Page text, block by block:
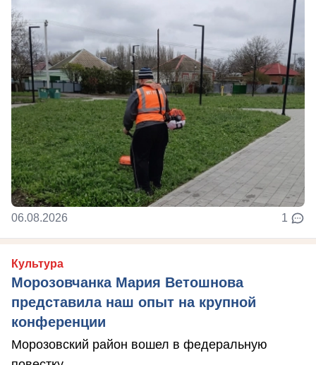
06.08.2026 1
Культура
Морозовчанка Мария Ветошнова
представила наш опыт на крупной
конференции
Морозовский район вошел в федеральную